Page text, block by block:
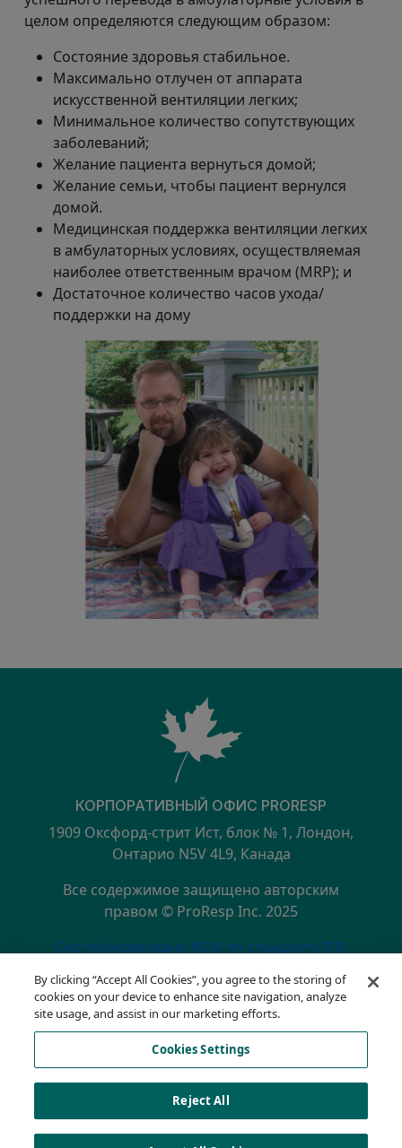
целом определяются следующим образом:
Состояние здоровья стабильное.
Максимально отлучен от аппарата
искусственной вентиляции легких;
Минимальное количество сопутствующих
заболеваний;
Желание пациента вернуться домой;
Желание семьи, чтобы пациент вернулся
домой.
Медицинская поддержка вентиляции легких
в амбулаторных условиях, осуществляемая
наиболее ответственным врачом (MRP); и
Достаточное количество часов ухода/
поддержки на дому
КОРПОРАТИВНЫЙ ОФИС PRORESP
1909 Оксфорд-стрит Ист, блок № 1, Лондон,
Онтарио N5V 4L9, Канада
Все содержимое защищено авторским
правом © ProResp Inc. 2025
SECONDARY MENU
Сертифицировано NQA по стандарту ISO
политика конфиденциальности
Горячая линия по вопросам соответствия
Условия эксплуатации
АОДА
Cookies Settings
By clicking “Accept All Cookies”, you agree to the storing of
cookies on your device to enhance site navigation, analyze
site usage, and assist in our marketing efforts.
Cookies Settings
Reject All